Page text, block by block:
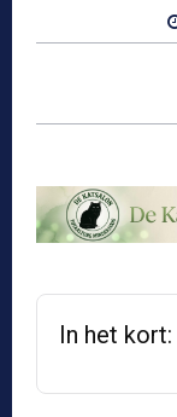
In het kort: